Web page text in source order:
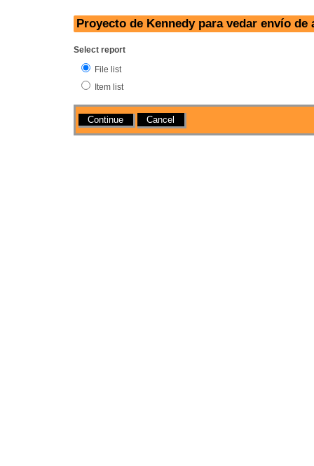
Proyecto de Kennedy para vedar envío de
Select report
File list
Item list
Actions Cancel